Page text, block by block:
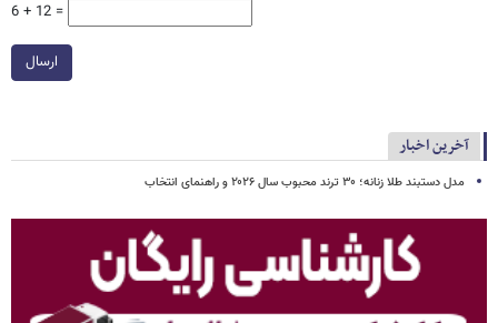
6 + 12 =
ارسال
آخرین اخبار
مدل دستبند طلا زنانه؛ ۳۰ ترند محبوب سال ۲۰۲۶ و راهنمای انتخاب